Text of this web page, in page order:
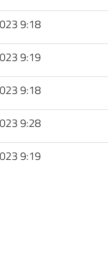
9:18
9:19
9:18
9:28
9:19